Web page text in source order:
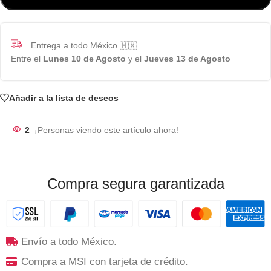
Entrega a todo México 🇲🇽
Entre el Lunes 10 de Agosto y el Jueves 13 de Agosto
Añadir a la lista de deseos
2 ¡Personas viendo este artículo ahora!
Compra segura garantizada
Envío a todo México.
Compra a MSI con tarjeta de crédito.